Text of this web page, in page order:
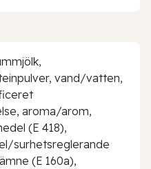
vand/vatten,
aroma/arom,
(E 418),
surhetsreglerande
(E 160a),